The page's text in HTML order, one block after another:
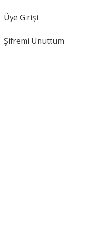
Üye Girişi
Şifremi Unuttum